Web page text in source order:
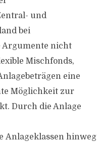
und
bei
Argumente nicht
Mischfonds,
eine
Möglichkeit zur
Durch die Anlage
Anlageklassen hinweg